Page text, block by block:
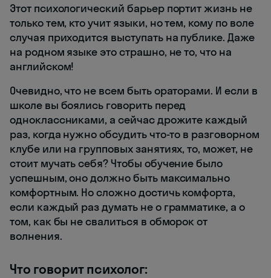
Этот психологический барьер портит жизнь не
только тем, кто учит языки, но тем, кому по воле
случая приходится выступать на публике. Даже
на родном языке это страшно, не то, что на
английском!
Очевидно, что не всем быть ораторами. И если в
школе вы боялись говорить перед
одноклассниками, а сейчас дрожите каждый
раз, когда нужно обсудить что-то в разговорном
клубе или на групповых занятиях, то, может, не
стоит мучать себя? Чтобы обучение было
успешным, оно должно быть максимально
комфортным. Но сложно достичь комфорта,
если каждый раз думать не о грамматике, а о
том, как бы не свалиться в обморок от
волнения.
Что говорит психолог: